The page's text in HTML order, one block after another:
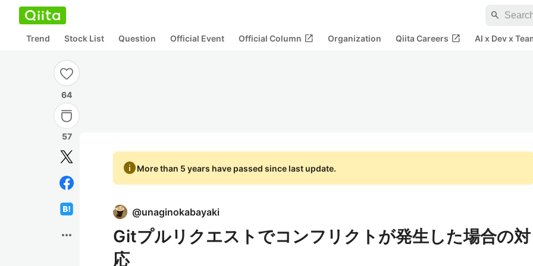
search
Trend Stock List Question Official Event Official Column open_in_new Organization Qiita Careers open_in_new AI x Dev x
64
57
more_horiz
infoMore than 5 years have passed since last update.
@unaginokabayaki
Gitプルリクエストでコンフリクトが発生した場合の対
応